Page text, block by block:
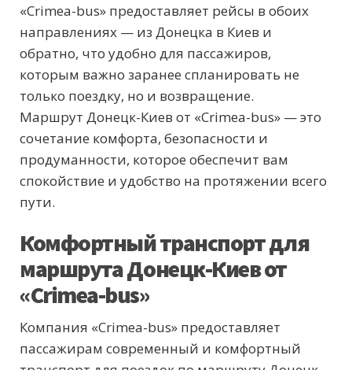
«Crimea-bus» предоставляет рейсы в обоих
направлениях — из Донецка в Киев и
обратно, что удобно для пассажиров,
которым важно заранее спланировать не
только поездку, но и возвращение.
Маршрут Донецк-Киев от «Crimea-bus» — это
сочетание комфорта, безопасности и
продуманности, которое обеспечит вам
спокойствие и удобство на протяжении всего
пути.
Комфортный транспорт для
маршрута Донецк-Киев от
«Crimea-bus»
Компания «Crimea-bus» предоставляет
пассажирам современный и комфортный